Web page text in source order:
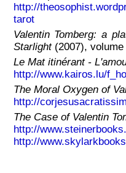
http://
tarot
Valentin Tomberg: a
Starlight (2007),
Le Mat itinérant -
http://www.kairos.lu/
The Moral Oxygen of
http://
The Case of Valentin
http://
http://